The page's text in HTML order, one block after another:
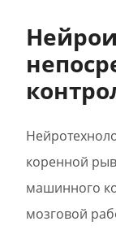
коренной
машинного
мозговой